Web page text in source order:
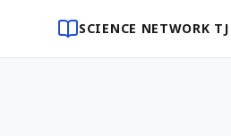
SCIENCE NETWORK TJ